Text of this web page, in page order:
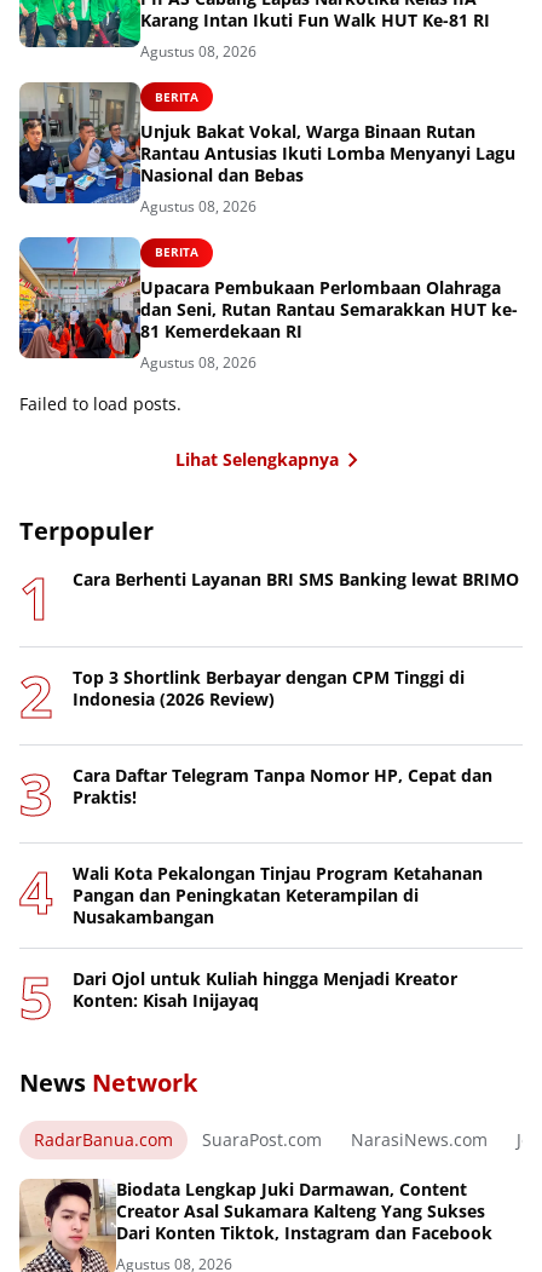
Karang Intan Ikuti Fun Walk HUT Ke-81 RI
Agustus 08, 2026
BERITA
Unjuk Bakat Vokal, Warga Binaan Rutan
Rantau Antusias Ikuti Lomba Menyanyi Lagu
Nasional dan Bebas
Agustus 08, 2026
BERITA
Upacara Pembukaan Perlombaan Olahraga
dan Seni, Rutan Rantau Semarakkan HUT ke-
81 Kemerdekaan RI
Agustus 08, 2026
Failed to load posts.
Lihat Selengkapnya
Terpopuler
Cara Berhenti Layanan BRI SMS Banking lewat BRIMO
Top 3 Shortlink Berbayar dengan CPM Tinggi di
Indonesia (2026 Review)
Cara Daftar Telegram Tanpa Nomor HP, Cepat dan
Praktis!
Wali Kota Pekalongan Tinjau Program Ketahanan
Pangan dan Peningkatan Keterampilan di
Nusakambangan
Dari Ojol untuk Kuliah hingga Menjadi Kreator
Konten: Kisah Inijayaq
News Network
RadarBanua.com SuaraPost.com NarasiNews.com
Biodata Lengkap Juki Darmawan, Content
Creator Asal Sukamara Kalteng Yang Sukses
Dari Konten Tiktok, Instagram dan Facebook
Agustus 08, 2026